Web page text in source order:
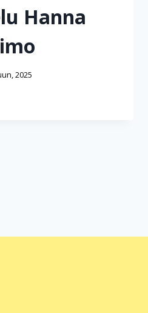
Hanna
2025